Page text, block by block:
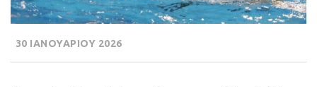
30 ΙΑΝΟΥΑΡΙΟΥ 2026